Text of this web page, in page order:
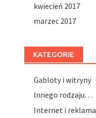
kwiecień 2017
marzec 2017
KATEGORIE
Gabloty i witryny
Innego rodzaju…
Internet i reklama